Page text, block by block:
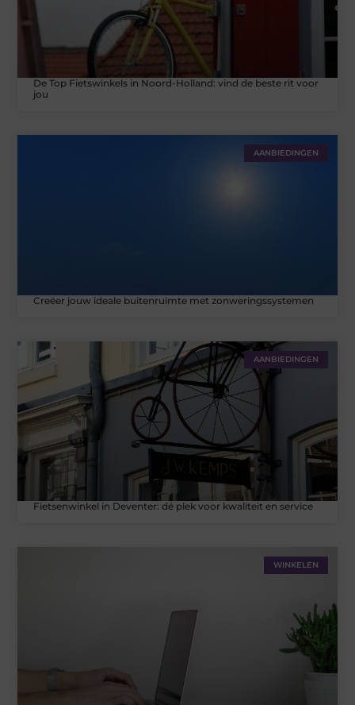
De Top Fietswinkels in Noord-Holland: vind de beste rit voor
jou
AANBIEDINGEN
Creëer jouw ideale buitenruimte met zonweringssystemen
AANBIEDINGEN
Fietsenwinkel in Deventer: dé plek voor kwaliteit en service
WINKELEN